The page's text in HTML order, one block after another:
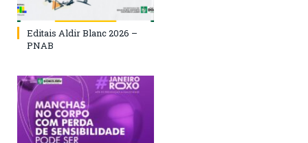
Editais Aldir Blanc 2026 –
PNAB